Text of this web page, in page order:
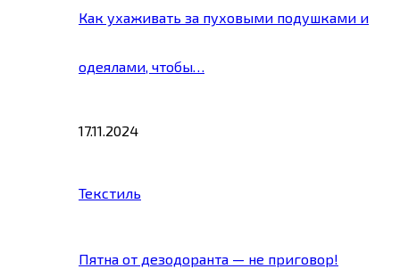
Как ухаживать за пуховыми подушками и
одеялами, чтобы…
17.11.2024
Текстиль
Пятна от дезодоранта — не приговор!